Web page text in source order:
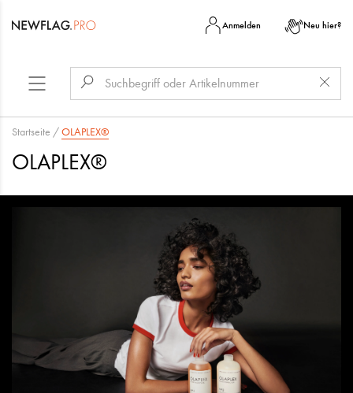
Anmelden Neu hier?
Startseite /OLAPLEX®
OLAPLEX®